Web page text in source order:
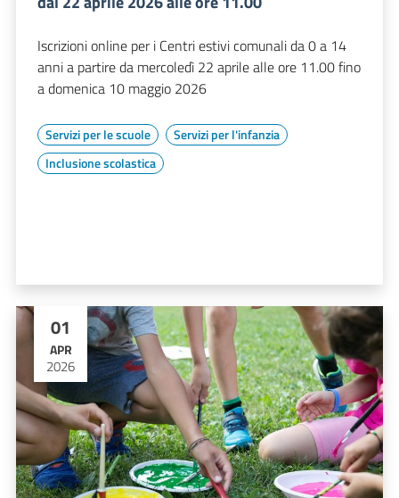
Iscrizioni online per i Centri estivi comunali da 0 a 14
anni a partire da mercoledì 22 aprile alle ore 11.00 fino
a domenica 10 maggio 2026
Servizi per le scuole
Servizi per l'infanzia
Inclusione scolastica
01
APR
2026